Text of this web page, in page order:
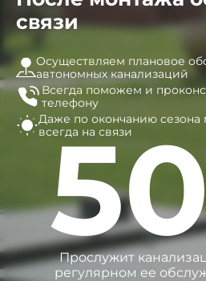
связи
Осуществляем плановое
автономных канализаций
Всегда поможем и
телефону
Даже по окончанию сезона
всегда на связи
Прослужит
регулярном ее